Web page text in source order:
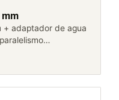
+ adaptador de agua